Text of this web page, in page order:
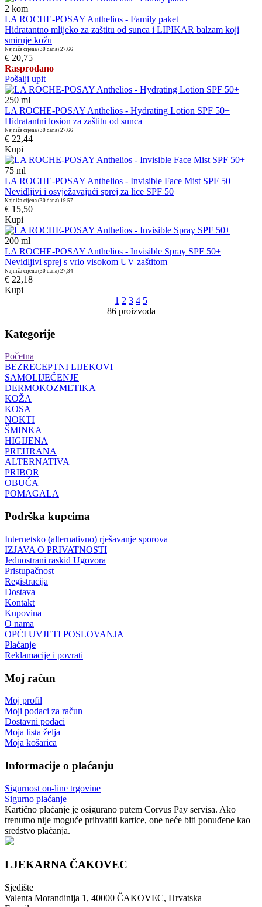
2 kom
LA ROCHE-POSAY Anthelios - Family paket
Hidratantno mlijeko za zaštitu od sunca i LIPIKAR balzam koji
smiruje kožu
Najniža cijena (30 dana) 27,66
€ 20,75
Rasprodano
Pošalji upit
250 ml
LA ROCHE-POSAY Anthelios - Hydrating Lotion SPF 50+
Hidratantni losion za zaštitu od sunca
Najniža cijena (30 dana) 27,66
€ 22,44
Kupi
75 ml
LA ROCHE-POSAY Anthelios - Invisible Face Mist SPF 50+
Nevidljivi i osvježavajući sprej za lice SPF 50
Najniža cijena (30 dana) 19,57
€ 15,50
Kupi
200 ml
LA ROCHE-POSAY Anthelios - Invisible Spray SPF 50+
Nevidljivi sprej s vrlo visokom UV zaštitom
Najniža cijena (30 dana) 27,34
€ 22,18
Kupi
1 2 3 4 5
86 proizvoda
Kategorije
Početna
BEZRECEPTNI LIJEKOVI
SAMOLIJEČENJE
DERMOKOZMETIKA
KOŽA
KOSA
NOKTI
ŠMINKA
HIGIJENA
PREHRANA
ALTERNATIVA
PRIBOR
OBUĆA
POMAGALA
Podrška kupcima
Internetsko (alternativno) rješavanje sporova
IZJAVA O PRIVATNOSTI
Jednostrani raskid Ugovora
Pristupačnost
Registracija
Dostava
Kontakt
Kupovina
O nama
OPĆI UVJETI POSLOVANJA
Plaćanje
Reklamacije i povrati
Moj račun
Moj profil
Moji podaci za račun
Dostavni podaci
Moja lista želja
Moja košarica
Informacije o plaćanju
Sigurnost on-line trgovine
Sigurno plaćanje
Kartično plaćanje je osigurano putem Corvus Pay servisa. Ako
trenutno nije moguće prihvatiti kartice, one neće biti ponuđene kao
sredstvo plaćanja.
LJEKARNA ČAKOVEC
Sjedište
Valenta Morandinija 1, 40000 ČAKOVEC, Hrvatska